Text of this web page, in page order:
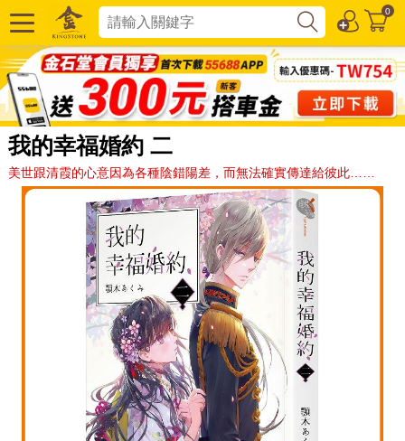
0
我的幸福婚約 二
美世跟清霞的心意因為各種陰錯陽差，而無法確實傳達給彼此……